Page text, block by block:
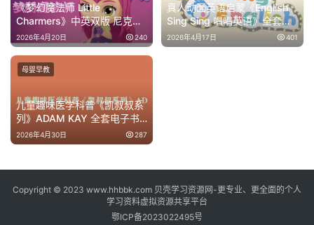
《梦幻魔法师 Little
Charmers》中英双版 尼克儿
童魔法冒险 3-6 岁学龄前英语
启蒙动画全集
2026年4月20日 240
真人动画英语启蒙《English
Sing Sing 唱唱英语》全套资
源 自然拼读 + 日常词汇 + 情
景对话 儿童英语学习神器
2026年4月17日 401
儿童趣味医学科普《凯叔叔系
列》ADAM KAY 全套电子书
+ 音频 7-12 岁启蒙
2026年4月30日 287
母婴早教
Copyright © 2023 www.hhbbk.com 贝壳学习资源网-更专业、更全面的个人
学习资料虚拟资源共享平台
鄂ICP备2023022495号